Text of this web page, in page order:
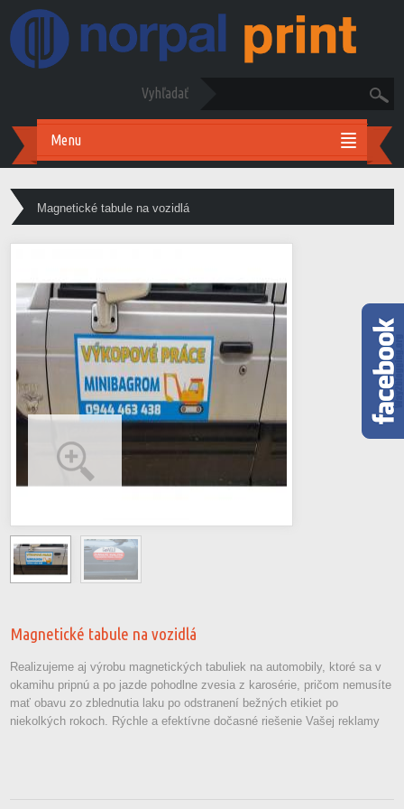
Vyhľadať
Menu
Magnetické tabule na vozidlá
Magnetické tabule na vozidlá
Realizujeme aj výrobu magnetických tabuliek na automobily, ktoré sa v
okamihu pripnú a po jazde pohodlne zvesia z karosérie, pričom nemusíte
mať obavu zo zblednutia laku po odstranení bežných etikiet po
niekolkých rokoch. Rýchle a efektívne dočasné riešenie Vašej reklamy